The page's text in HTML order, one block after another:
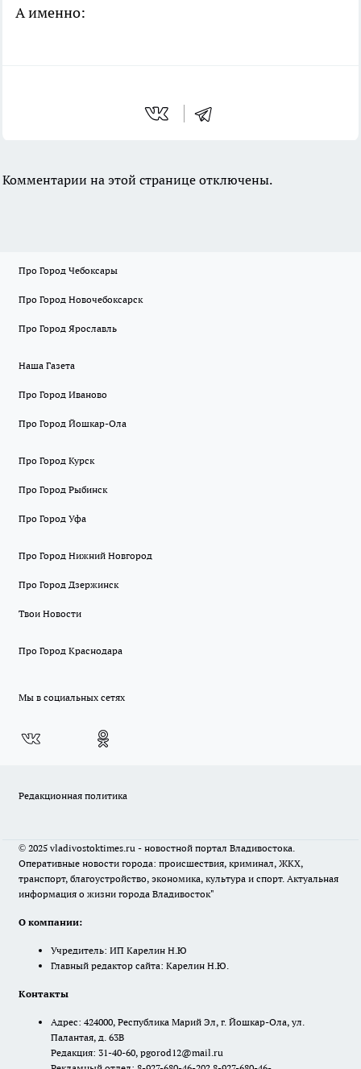
А именно:
Комментарии на этой странице отключены.
Про Город Чебоксары
Про Город Новочебоксарск
Про Город Ярославль
Наша Газета
Про Город Иваново
Про Город Йошкар-Ола
Про Город Курск
Про Город Рыбинск
Про Город Уфа
Про Город Нижний Новгород
Про Город Дзержинск
Твои Новости
Про Город Краснодара
Мы в социальных сетях
Редакционная политика
© 2025 vladivostoktimes.ru - новостной портал Владивостока.
Оперативные новости города: происшествия, криминал, ЖКХ,
транспорт, благоустройство, экономика, культура и спорт. Актуальная
информация о жизни города Владивосток"
О компании:
Учредитель: ИП Карелин Н.Ю
Главный редактор сайта: Карелин Н.Ю.
Контакты
Адрес: 424000, Республика Марий Эл, г. Йошкар-Ола, ул.
Палантая, д. 63В
Редакция: 31-40-60, pgorod12@mail.ru